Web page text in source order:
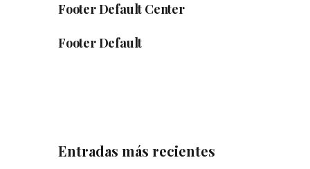
Footer Default Center
Footer Default
Entradas más recientes